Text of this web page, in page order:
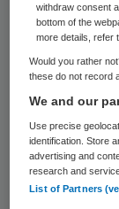
haalbaaris.
grotere
daadkracht.
Basis
HetVMS
basis van
withdraw consent
bottom of the
more details, refer
Would you rather
these do not record
We and our
Use precise
identification. Store
advertising and
research and
List of Partners